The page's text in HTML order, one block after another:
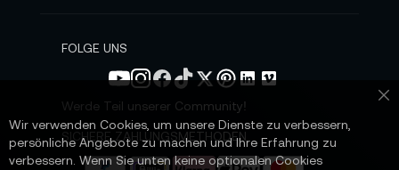
s
e
FOLGE UNS
Werde Teil unserer Community!
SICHERE ZAHLUNGSMETHODEN
Wir verwenden Cookies, um unsere Dienste zu verbessern,
persönliche Angebote zu machen und Ihre Erfahrung zu
verbessern. Wenn Sie unten keine optionalen Cookies